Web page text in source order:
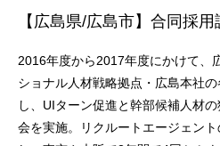
【広島県/広島市】合同採
2016年度から2017年度にかけて、
ショナル人材戦略拠点・広島本社
し、UIターン促進と幹部候補人材
会を実施。リクルートエージェン